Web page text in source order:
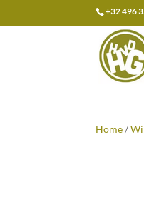
+32 496
Zoeken
naar:
Home/